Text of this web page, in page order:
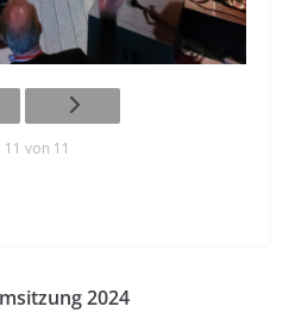
11 von 11
2024